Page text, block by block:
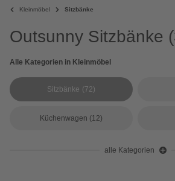
Kleinmöbel Sitzbänke
Outsunny Sitzbänke
Alle Kategorien in Kleinmöbel
Sitzbänke (72)
Küchenwagen (12)
alle Kategorien